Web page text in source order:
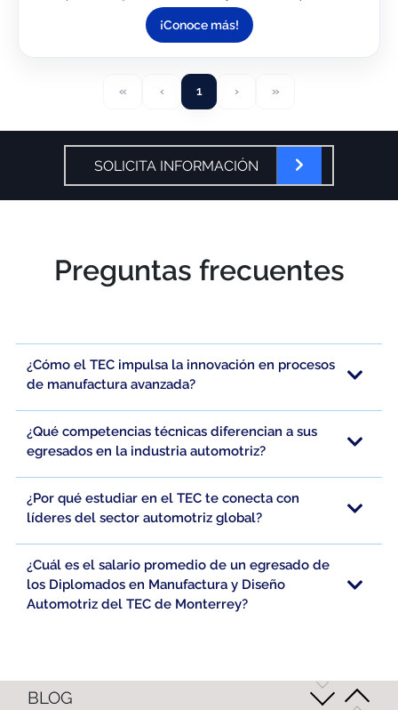
¡Conoce más!
« ‹ 1 › »
SOLICITA INFORMACIÓN
Preguntas frecuentes
¿Cómo el TEC impulsa la innovación en procesos
de manufactura avanzada?
¿Qué competencias técnicas diferencian a sus
egresados en la industria automotriz?
¿Por qué estudiar en el TEC te conecta con
líderes del sector automotriz global?
¿Cuál es el salario promedio de un egresado de
los Diplomados en Manufactura y Diseño
Automotriz del TEC de Monterrey?
BLOG